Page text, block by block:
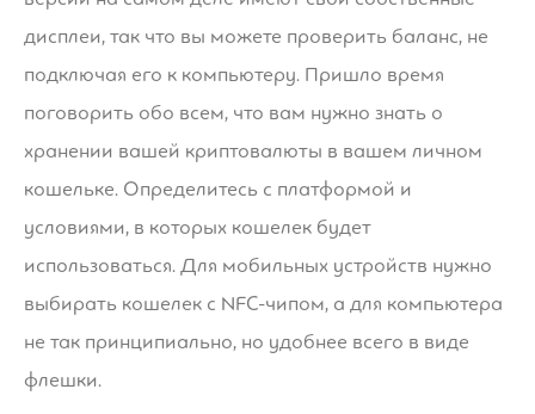
дисплеи, так что вы можете проверить баланс, не
подключая его к компьютеру. Пришло время
поговорить обо всем, что вам нужно знать о
хранении вашей криптовалюты в вашем личном
кошельке. Определитесь с платформой и
условиями, в которых кошелек будет
использоваться. Для мобильных устройств нужно
выбирать кошелек с NFC-чипом, а для компьютера
не так принципиально, но удобнее всего в виде
флешки.